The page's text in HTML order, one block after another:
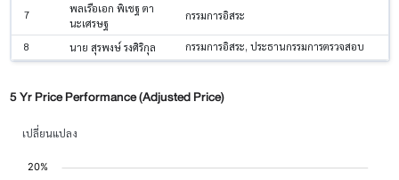
7
พลเรือเอก พิเชฐ ตา
นะเศรษฐ
กรรมการอิสระ
8 นาย สุรพงษ์ รงศิริกุล กรรมการอิสระ, ประธานกรรมการตรวจสอบ
5 Yr Price Performance (Adjusted Price)
เปลี่ยนแปลง